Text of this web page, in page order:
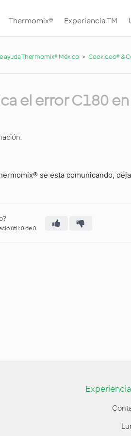
Thermomix® Experiencia TM
ayuda Thermomix® México Cookidoo® &
el error C180
se esta comunicando,
útil: 0 de 0